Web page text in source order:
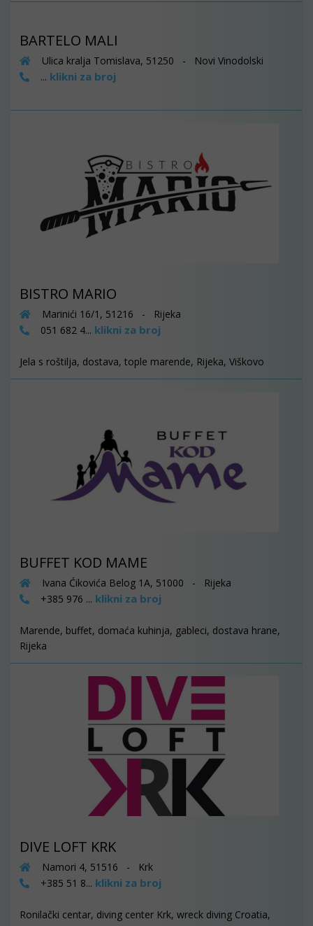
BARTELO MALI
Ulica kralja Tomislava, 51250 - Novi Vinodolski
... klikni za broj
BISTRO MARIO
Marinići 16/1, 51216 - Rijeka
051 682 4... klikni za broj
Jela s roštilja, dostava, tople marende, Rijeka, Viškovo
BUFFET KOD MAME
Ivana Ćikovića Belog 1A, 51000 - Rijeka
+385 976 ... klikni za broj
Marende, buffet, domaća kuhinja, gableci, dostava hrane,
Rijeka
DIVE LOFT KRK
Namori 4, 51516 - Krk
+385 51 8... klikni za broj
Ronilački centar, diving center Krk, wreck diving Croatia,